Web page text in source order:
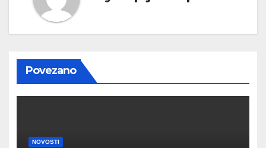
Povezano
NOVOSTI